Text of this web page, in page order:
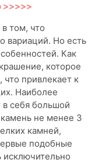
>>>>>
том, что
вариаций. Но есть
Как
которое
привлекает к
Наиболее
в себя большой
не менее 3
камней,
подобные
исключительно